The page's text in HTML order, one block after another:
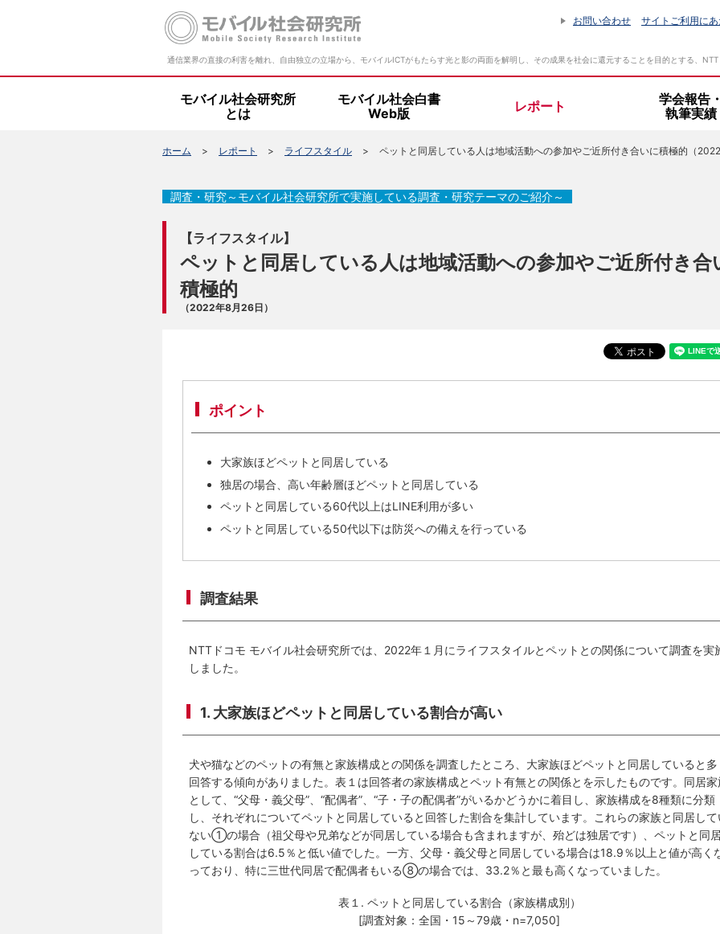
お問い合わせ サイトご利用に
通信業界の直接の利害を離れ、自由独立の立場から、モバイルICTがもたらす光と影の両面を解明し、その成果を社会に還元することを目的とする、
モバイル社会研究所
とは
所長挨拶
モバイル社会白書
Web版
レポート
学会報告
執筆実績
ホーム レポート ライフスタイル ペットと同居している人は地域活動への参加やご近所付き合いに積極的（
【ライフスタイル】
ペットと同居している人は地域活動への参加やご近所付き合
積極的
（2022年8月26日）
調査・研究～モバイル社会研究所で実施している調査・研究テーマのご紹介～
ポイント
大家族ほどペットと同居している
独居の場合、高い年齢層ほどペットと同居している
ペットと同居している60代以上はLINE利用が多い
ペットと同居している50代以下は防災への備えを行っている
調査結果
NTTドコモ モバイル社会研究所では、2022年１月にライフスタイルとペットとの関係について調査を実
しました。
1. 大家族ほどペットと同居している割合が高い
犬や猫などのペットの有無と家族構成との関係を調査したところ、大家族ほどペットと同居していると多
回答する傾向がありました。表１は回答者の家族構成とペット有無との関係とを示したものです。同居家
として、“父母・義父母”、“配偶者”、“子・子の配偶者”がいるかどうかに着目し、家族構成を8種類に分類
し、それぞれについてペットと同居していると回答した割合を集計しています。これらの家族と同居して
ない①の場合（祖父母や兄弟などが同居している場合も含まれますが、殆どは独居です）、ペットと同
している割合は6.5％と低い値でした。一方、父母・義父母と同居している場合は18.9％以上と値が高く
っており、特に三世代同居で配偶者もいる⑧の場合では、33.2％と最も高くなっていました。
表１. ペットと同居している割合（家族構成別）
[調査対象：全国・15～79歳・n=7,050]